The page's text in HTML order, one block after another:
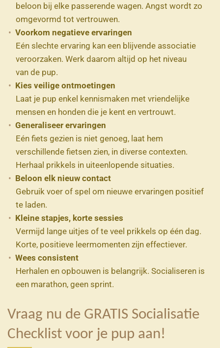
beloon bij elke passerende wagen. Angst wordt zo
omgevormd tot vertrouwen.
Voorkom negatieve ervaringen
Eén slechte ervaring kan een blijvende associatie
veroorzaken. Werk daarom altijd op het niveau
van de pup.
Kies veilige ontmoetingen
Laat je pup enkel kennismaken met vriendelijke
mensen en honden die je kent en vertrouwt.
Generaliseer ervaringen
Eén fiets gezien is niet genoeg, laat hem
verschillende fietsen zien, in diverse contexten.
Herhaal prikkels in uiteenlopende situaties.
Beloon elk nieuw contact
Gebruik voer of spel om nieuwe ervaringen positief
te laden.
Kleine stapjes, korte sessies
Vermijd lange uitjes of te veel prikkels op één dag.
Korte, positieve leermomenten zijn effectiever.
Wees consistent
Herhalen en opbouwen is belangrijk. Socialiseren is
een marathon, geen sprint.
Vraag nu de GRATIS Socialisatie
Checklist voor je pup aan!